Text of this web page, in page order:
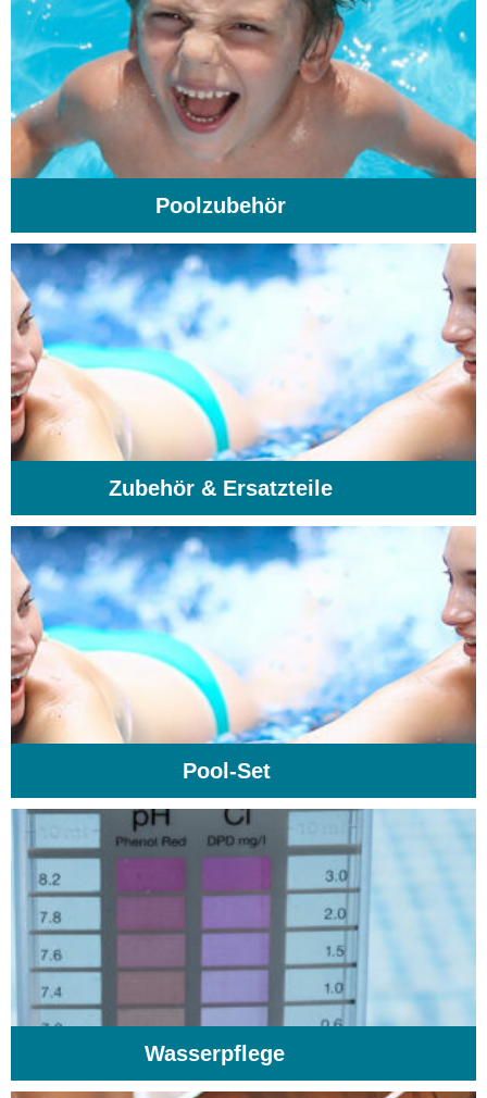
Poolzubehör
Zubehör & Ersatzteile
Pool-Set
Wasserpflege